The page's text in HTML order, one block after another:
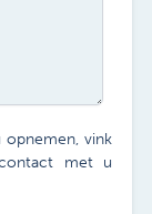
vink
met u